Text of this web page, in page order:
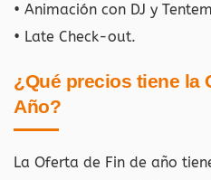
• Animación con DJ y
• Late Check-out.
¿Qué precios tiene la
Año?
La Oferta de Fin de año